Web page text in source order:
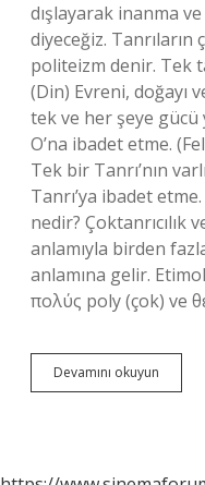
dışlayarak inanma
diyeceğiz.
politeizm denir. Tek
(Din) Evreni, doğayı
tek ve her şeye gücü
O’na ibadet etme.
Tek bir Tanrı’nın
Tanrı’ya ibadet
nedir? Çoktanrıcılık
anlamıyla birden
anlamına gelir.
πολύς poly (çok) ve
Devamını okuyun